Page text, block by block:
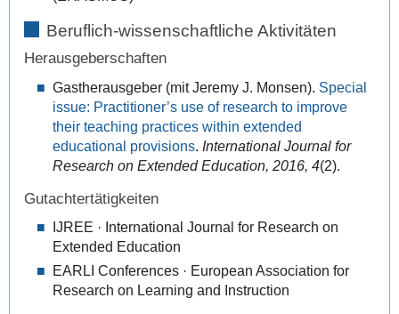
Beruflich-wissenschaftliche Aktivitäten
Herausgeberschaften
Gastherausgeber (mit Jeremy J. Monsen). Special
issue: Practitioner’s use of research to improve
their teaching practices within extended
educational provisions. International Journal for
Research on Extended Education, 2016, 4(2).
Gutachtertätigkeiten
IJREE · International Journal for Research on
Extended Education
EARLI Conferences · European Association for
Research on Learning and Instruction